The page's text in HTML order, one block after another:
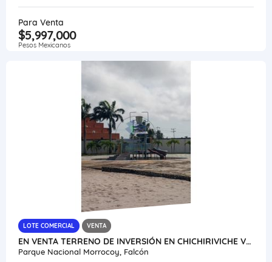
Para Venta
$5,997,000
Pesos Mexicanos
LOTE COMERCIAL VENTA
EN VENTA TERRENO DE INVERSIÓN EN CHICHIRIVICHE VE56-039ZC-LSIL
Parque Nacional Morrocoy, Falcón